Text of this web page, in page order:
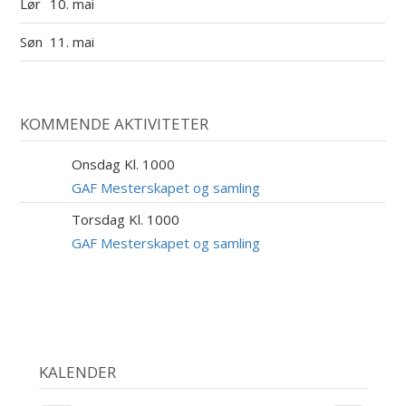
Lør 10. mai
Søn 11. mai
KOMMENDE AKTIVITETER
Onsdag Kl. 1000
GAF Mesterskapet og samling
Torsdag Kl. 1000
GAF Mesterskapet og samling
KALENDER